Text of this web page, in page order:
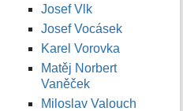
Josef Vlk
Josef Vocásek
Karel Vorovka
Matěj Norbert
Vaněček
Miloslav Valouch